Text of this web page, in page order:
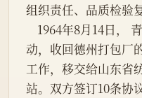
组织责任、品质检验
动，收回德州打包厂
工作，移交给山东省
站。双方签订10条协